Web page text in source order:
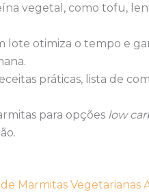
vegetal, como tofu,
lote otimiza o tempo e
práticas, lista de
para opções low
Marmitas Vegetarianas